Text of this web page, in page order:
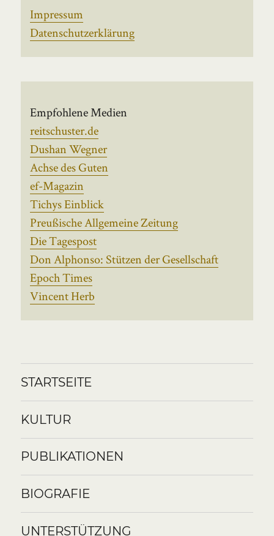
Impressum
Datenschutzerklärung
Empfohlene Medien
reitschuster.de
Dushan Wegner
Achse des Guten
ef-Magazin
Tichys Einblick
Preußische Allgemeine Zeitung
Die Tagespost
Don Alphonso: Stützen der Gesellschaft
Epoch Times
Vincent Herb
STARTSEITE
KULTUR
PUBLIKATIONEN
BIOGRAFIE
UNTERSTÜTZUNG